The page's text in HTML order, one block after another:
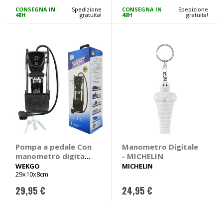
CONSEGNA IN
48H
Spedizione
gratuita!
CONSEGNA IN
48H
Spedizione
gratuita!
Pompa a pedale Con
manometro digitale
- WEKGO
WEKGO
29x10x8cm
29,95 €
Manometro Digitale
- MICHELIN
MICHELIN
24,95 €